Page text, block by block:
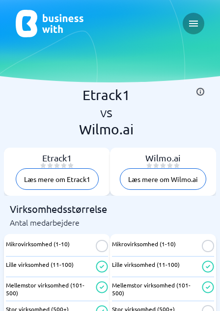
Open
Etrack1
vs
Wilmo.ai
Etrack1
Læs mere om Etrack1
Wilmo.ai
Læs mere om Wilmo.ai
Virksomhedsstørrelse
Antal medarbejdere
Mikrovirksomhed (1-10)
Lille virksomhed (11-100)
Mellemstor virksomhed (101-
500)
Stor virksomhed (500+)
Mikrovirksomhed (1-10)
Lille virksomhed (11-100)
Mellemstor virksomhed (101-
500)
Stor virksomhed (500+)